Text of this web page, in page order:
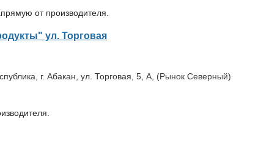
от производителя.
ул. Торговая
г. Абакан, ул. Торговая, 5, А, (Рынок Северный)